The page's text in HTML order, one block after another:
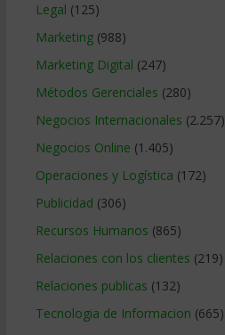
Legal (125)
Marketing(988)
Marketing Digital (247)
Métodos Gerenciales (280)
Negocios Internacionales (2.257)
Negocios Online (1.405)
Operaciones y Logística (172)
Publicidad (306)
Recursos Humanos (865)
Relaciones con los clientes (219)
Relaciones publicas (132)
Tecnologia de Informacion (665)